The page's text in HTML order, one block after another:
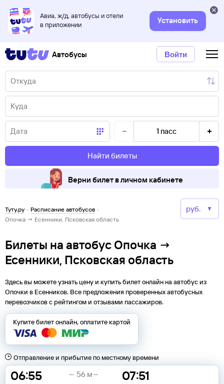
Авиа, ж/д, автобусы и отели
в приложении
Установить
Автобусы Войти
1 пасс
Найти билеты
Верни билет в личном кабинете
Туту.ру · Расписание автобусов ·
Опочка → Есенники, Псковская область
Билеты на автобус Опочка →
Есенники, Псковская область
Здесь вы можете узнать цену и купить билет онлайн на автобус из
Опочки в Есенников. Все предложения проверенных автобусных
перевозчиков с рейтингом и отзывами пассажиров.
Купите билет онлайн, оплатите картой
Отправление и прибытие по местному времени
06:55 07:51
56 м